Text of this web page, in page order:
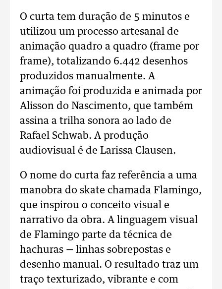
O curta tem duração de 5 minutos e
utilizou um processo artesanal de
animação quadro a quadro (frame por
frame), totalizando 6.442 desenhos
produzidos manualmente. A
animação foi produzida e animada por
Alisson do Nascimento, que também
assina a trilha sonora ao lado de
Rafael Schwab. A produção
audiovisual é de Larissa Clausen.
O nome do curta faz referência a uma
manobra do skate chamada Flamingo,
que inspirou o conceito visual e
narrativo da obra. A linguagem visual
de Flamingo parte da técnica de
hachuras — linhas sobrepostas e
desenho manual. O resultado traz um
traço texturizado, vibrante e com